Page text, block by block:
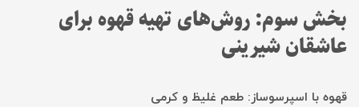
بخش سوم: روش‌های تهیه قهوه برای
عاشقان شیرینی
قهوه با اسپرسوساز: طعم غلیظ و کرمی